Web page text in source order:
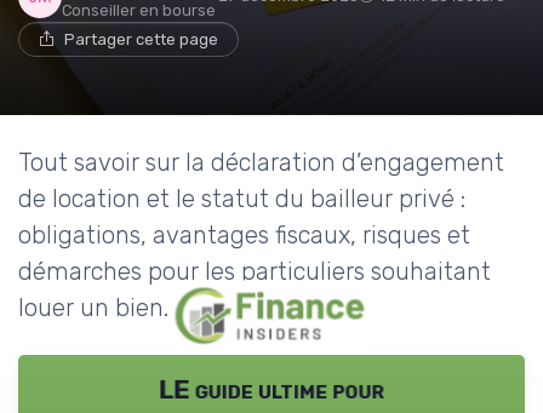
Conseiller en bourse
Partager cette page
Tout savoir sur la déclaration d’engagement
de location et le statut du bailleur privé :
obligations, avantages fiscaux, risques et
démarches pour les particuliers souhaitant
louer un bien.
LE guide ultime pour